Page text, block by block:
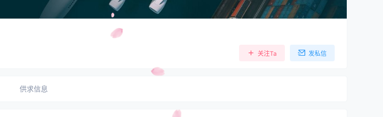
关注Ta 发私信
供求信息